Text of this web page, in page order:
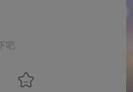
吧